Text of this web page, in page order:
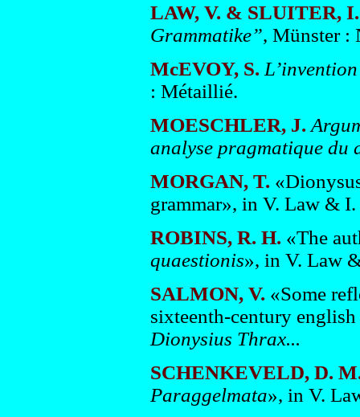
LAW, V. & SLUITER, I.
Grammatike”, Münster :
McEVOY, S.
: Métaillié.
MOESCHLER, J.
analyse pragmatique du
MORGAN, T.
grammar», in V. Law &
ROBINS, R. H. «The
quaestionis», in V. Law
SALMON, V. «Some
sixteenth-century
Dionysius Thrax...
SCHENKEVELD, D.
Paraggelmata», in V.